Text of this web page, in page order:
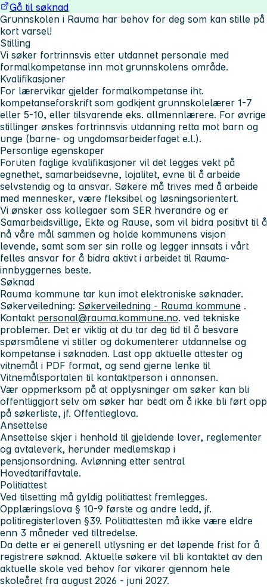
Gå til søknad
Grunnskolen i Rauma har behov for deg som kan stille på
kort varsel!
Stilling
Vi søker fortrinnsvis etter utdannet personale med
formalkompetanse inn mot grunnskolens område.
Kvalifikasjoner
For lærervikar gjelder formalkompetanse iht.
kompetanseforskrift som godkjent grunnskolelærer 1-7
eller 5-10, eller tilsvarende eks. allmennlærere. For øvrige
stillinger ønskes fortrinnsvis utdanning retta mot barn og
unge (barne- og ungdomsarbeiderfaget e.l.).
Personlige egenskaper
Foruten faglige kvalifikasjoner vil det legges vekt på
egnethet, samarbeidsevne, lojalitet, evne til å arbeide
selvstendig og ta ansvar. Søkere må trives med å arbeide
med mennesker, være fleksibel og løsningsorientert.
Vi ønsker oss kollegaer som SER hverandre og er
Samarbeidsvillige, Ekte og Rause, som vil bidra positivt til å
nå våre mål sammen og holde kommunens visjon
levende, samt som ser sin rolle og legger innsats i vårt
felles ansvar for å bidra aktivt i arbeidet til Rauma-
innbyggernes beste.
Søknad
Rauma kommune tar kun imot elektroniske søknader.
Søkerveiledning: Søkerveiledning - Rauma kommune .
Kontakt personal@rauma.kommune.no. ved tekniske
problemer. Det er viktig at du tar deg tid til å besvare
spørsmålene vi stiller og dokumenterer utdannelse og
kompetanse i søknaden. Last opp aktuelle attester og
vitnemål i PDF format, og send gjerne lenke til
Vitnemålsportalen til kontaktperson i annonsen.
Vær oppmerksom på at opplysninger om søker kan bli
offentliggjort selv om søker har bedt om å ikke bli ført opp
på søkerliste, jf. Offentleglova.
Ansettelse
Ansettelse skjer i henhold til gjeldende lover, reglementer
og avtaleverk, herunder medlemskap i
pensjonsordning. Avlønning etter sentral
Hovedtariffavtale.
Politiattest
Ved tilsetting må gyldig politiattest fremlegges.
Opplæringslova § 10-9 første og andre ledd, jf.
politiregisterloven §39. Politiattesten må ikke være eldre
enn 3 måneder ved tiltredelse.
Da dette er ei generell utlysning er det løpende frist for å
registrere søknad. Aktuelle søkere vil bli kontaktet av den
aktuelle skole ved behov for vikarer gjennom hele
skoleåret fra august 2026 - juni 2027.